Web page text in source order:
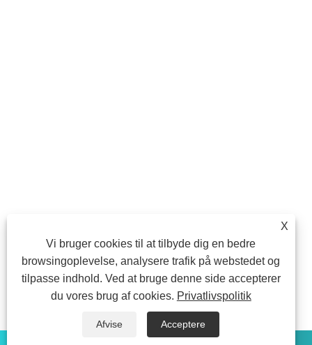
X
Vi bruger cookies til at tilbyde dig en bedre
browsingoplevelse, analysere trafik på webstedet og
tilpasse indhold. Ved at bruge denne side accepterer
du vores brug af cookies. Privatlivspolitik
Afvise
Acceptere